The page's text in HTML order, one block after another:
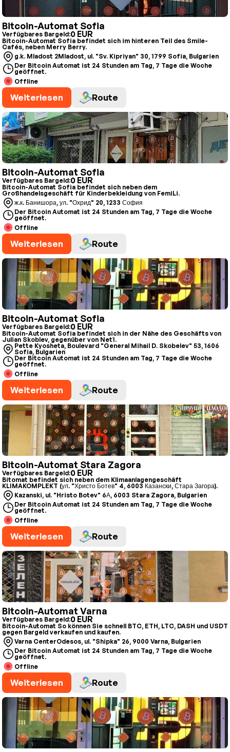
Bitcoin-Automat Sofia
Verfügbares Bargeld:0 EUR
Bitcoin-Automat Sofia befindet sich im hinteren Teil des Smile-
Cafés, neben Merry Berry.
g.k. Mladost 2Mladost, ul. "Sv. Kipriyan" 30, 1799 Sofia, Bulgarien
Der Bitcoin Automat ist 24 Stunden am Tag, 7 Tage die Woche
geöffnet.
Offline
Weiterlesen Route
Bitcoin-Automat Sofia
Verfügbares Bargeld:0 EUR
Bitcoin-Automat Sofia befindet sich neben dem
Großhandelsgeschäft für Kinderbekleidung von FemiLi.
ж.к. Банишора, ул. "Охрид" 20, 1233 София
Der Bitcoin Automat ist 24 Stunden am Tag, 7 Tage die Woche
geöffnet.
Offline
Weiterlesen Route
Bitcoin-Automat Sofia
Verfügbares Bargeld:0 EUR
Bitcoin-Automat Sofia befindet sich in der Nähe des Geschäfts von
Julian Skoblev, gegenüber von Net1.
Pette Kyosheta, Boulevard "General Mihail D. Skobelev" 53, 1606
Sofia, Bulgarien
Der Bitcoin Automat ist 24 Stunden am Tag, 7 Tage die Woche
geöffnet.
Offline
Weiterlesen Route
Bitcoin-Automat Stara Zagora
Verfügbares Bargeld:0 EUR
Bitomat befindet sich neben dem Klimaanlagengeschäft
KLIMAKOMPLEKT (ул. "Христо Ботев" 4, 6003 Казански, Стара Загора).
Kazanski, ul. "Hristo Botev" 6А, 6003 Stara Zagora, Bulgarien
Der Bitcoin Automat ist 24 Stunden am Tag, 7 Tage die Woche
geöffnet.
Offline
Weiterlesen Route
Bitcoin-Automat Varna
Verfügbares Bargeld:0 EUR
Bitcoin-Automat So können Sie schnell BTC, ETH, LTC, DASH und USDT
gegen Bargeld verkaufen und kaufen.
Varna CenterOdesos, ul. "Shipka" 26, 9000 Varna, Bulgarien
Der Bitcoin Automat ist 24 Stunden am Tag, 7 Tage die Woche
geöffnet.
Offline
Weiterlesen Route